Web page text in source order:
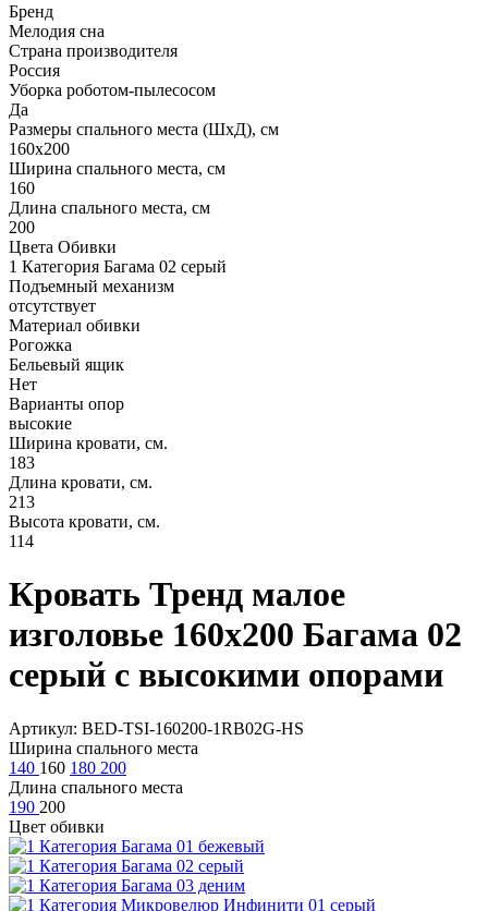
Бренд
Мелодия сна
Страна производителя
Россия
Уборка роботом-пылесосом
Да
Размеры спального места (ШхД), см
160х200
Ширина спального места, см
160
Длина спального места, см
200
Цвета Обивки
1 Категория Багама 02 серый
Подъемный механизм
отсутствует
Материал обивки
Рогожка
Бельевый ящик
Нет
Варианты опор
высокие
Ширина кровати, см.
183
Длина кровати, см.
213
Высота кровати, см.
114
Кровать Тренд малое
изголовье 160х200 Багама 02
серый с высокими опорами
Артикул: BED-TSI-160200-1RB02G-HS
Ширина спального места
140 160 180 200
Длина спального места
190 200
Цвет обивки